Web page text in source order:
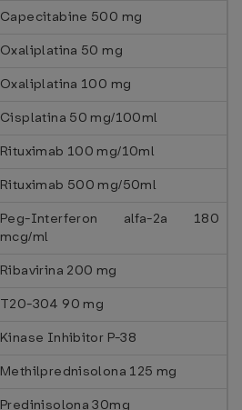
Capecitabine 500 mg
Oxaliplatina 50 mg
Oxaliplatina 100 mg
Cisplatina 50 mg/100ml
Rituximab 100 mg/10ml
Rituximab 500 mg/50ml
Peg-Interferon alfa-2a 180
mcg/ml
Ribavirina 200 mg
T20-304 90 mg
Kinase Inhibitor P-38
Methilprednisolona 125 mg
Predinisolona 30mg